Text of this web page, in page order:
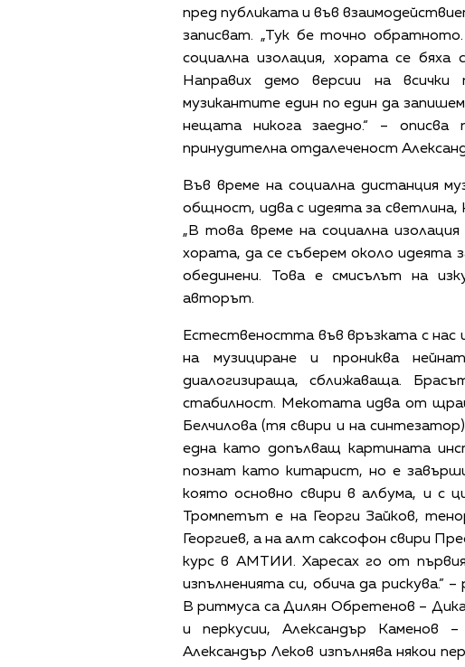
пред публиката и във
записват. „Тук бе точно
социална изолация, хората се
Направих демо версии на всички
музикантите един по един да
нещата никога заедно.“ –
принудителна отдалеченост
Във време на социална дистанция
общност, идва с идеята за
„В това време на социална
хората, да се съберем около идеята
обединени. Това е смисълът на
авторът.
Естествеността във връзката с нас
на музициране и прониква
диалогизираща, сближаваща.
стабилност. Мекотата идва от
Белчилова (тя свири и на
една като допълващ картината
познат като китарист, но е
която основно свири в албума, и с
Тромпетът е на Георги Зайков,
Георгиев, а на алт саксофон свири
курс в АМТИИ. Харесах го от
изпълненията си, обича да рискува.”
В ритмуса са Дилян Обретенов –
и перкусии, Александър Каменов
Александър Леков изпълнява някои